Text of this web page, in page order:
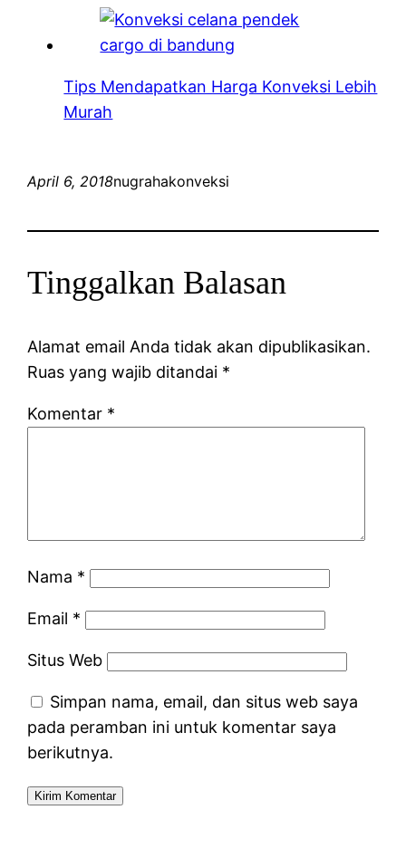
Tips Mendapatkan Harga Konveksi Lebih
Murah
April 6, 2018nugrahakonveksi
Tinggalkan Balasan
Alamat email Anda tidak akan dipublikasikan.
Ruas yang wajib ditandai *
Komentar *
Nama *
Email *
Situs Web
Simpan nama, email, dan situs web saya
pada peramban ini untuk komentar saya
berikutnya.